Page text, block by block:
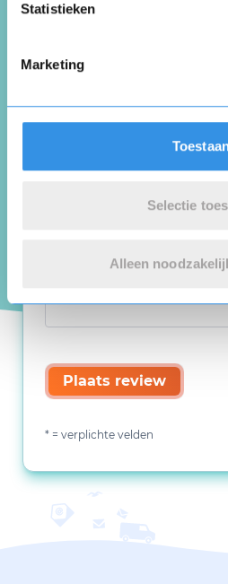
Statistieken
Marketing
Selectie
Alleen
Plaats review
* = verplichte velden